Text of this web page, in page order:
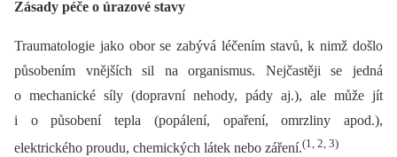
Zásady péče o úrazové stavy
Traumatologie jako obor se zabývá léčením stavů, k nimž došlo
působením vnějších sil na organismus. Nejčastěji se jedná
o mechanické síly (dopravní nehody, pády aj.), ale může jít
i o působení tepla (popálení, opaření, omrzliny apod.),
elektrického proudu, chemických látek nebo záření.(1, 2, 3)